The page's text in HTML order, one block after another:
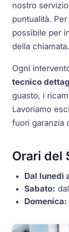
nostro
puntualità.
possibile per
della chiamata.
Ogni
tecnico
guasto, i
Lavoriamo
fuori garanzia
Orari del
Dal lunedì
Sabato:
Domenica: